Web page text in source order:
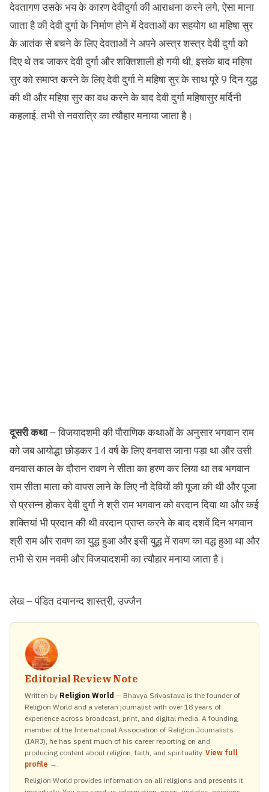
देवतागण उसके भय के कारण देवीदुर्गा की आराधना करने लगे, ऐसा माना
जाता है की देवी दुर्गा के निर्माण होने में देवताओं का सहयोग था महिषा सुर
के आतंक से बचने के लिए देवताओं ने अपने अस्त्र शस्त्र देवी दुर्गा को
दिए थे तब जाकर देवी दुर्गा और शक्तिशाली हो गयी थी, इसके बाद महिषा
सुर को समाप्त करने के लिए देवी दुर्गा ने महिषा सुर के साथ पूरे 9 दिन युद्ध
की थी और महिषा सुर का वध करने के बाद देवी दुर्गा महिषासुर मर्दिनी
कहलाई. तभी से नवरात्रि का त्यौहार मनाया जाता है।
दूसरी कथा– विजयादशमी की पौराणिक कथाओं के अनुसार भगवान राम
को जब आयोद्धा छोड़कर 14 वर्ष के लिए वनवास जाना पड़ा था और उसी
वनवास काल के दौरान रावण ने सीता का हरण कर लिया था तब भगवान
राम सीता माता को वापस लाने के लिए नौ देवियों की पूजा की थी और पूजा
से प्रसन्न होकर देवी दुर्गा ने श्री राम भगवान को वरदान दिया था और कई
शक्तियां भी प्रदान की थी वरदान प्राप्त करने के बाद दशवें दिन भगवान
श्री राम और रावण का युद्ध हुआ और इसी युद्ध में रावण का वद्ध हुआ था और
तभी से राम नवमी और विजयादशमी का त्यौहार मनाया जाता है।
लेख – पंडित दयानन्द शास्त्री, उज्जैन
Editorial Review Note
Written by Religion World — Bhavya Srivastava is the founder of
Religion World and a veteran journalist with over 18 years of
experience across broadcast, print, and digital media. A founding
member of the International Association of Religion Journalists
(IARJ), he has spent much of his career reporting on and
producing content about religion, faith, and spirituality. View full
profile → .
Religion World provides information on all religions and presents it